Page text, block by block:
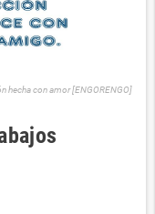
hecha con amor [ENGORENGO]